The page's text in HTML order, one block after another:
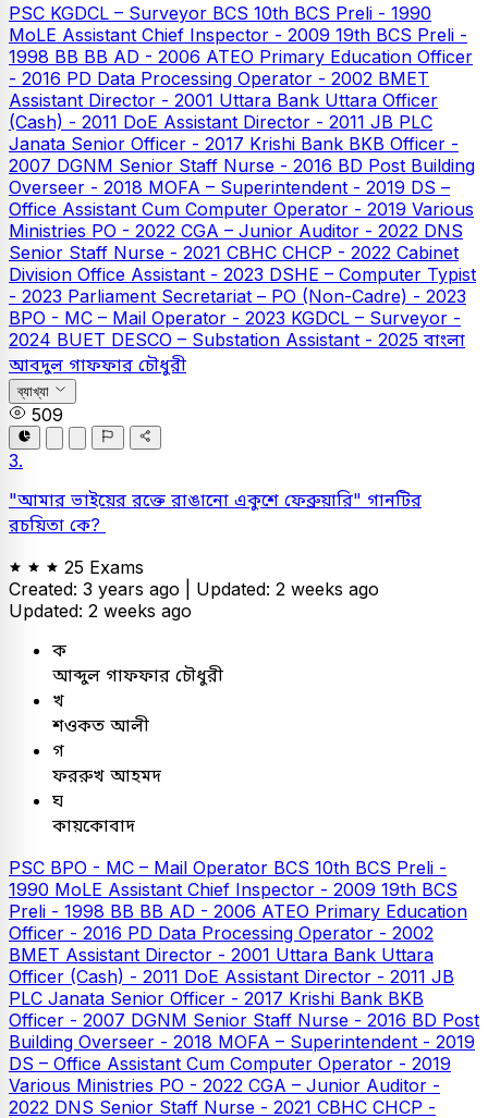
PSC KGDCL – Surveyor BCS 10th BCS Preli - 1990
MoLE Assistant Chief Inspector - 2009 19th BCS Preli -
1998 BB BB AD - 2006 ATEO Primary Education Officer
- 2016 PD Data Processing Operator - 2002 BMET
Assistant Director - 2001 Uttara Bank Uttara Officer
(Cash) - 2011 DoE Assistant Director - 2011 JB PLC
Janata Senior Officer - 2017 Krishi Bank BKB Officer -
2007 DGNM Senior Staff Nurse - 2016 BD Post Building
Overseer - 2018 MOFA – Superintendent - 2019 DS –
Office Assistant Cum Computer Operator - 2019 Various
Ministries PO - 2022 CGA – Junior Auditor - 2022 DNS
Senior Staff Nurse - 2021 CBHC CHCP - 2022 Cabinet
Division Office Assistant - 2023 DSHE – Computer Typist
- 2023 Parliament Secretariat – PO (Non-Cadre) - 2023
BPO - MC – Mail Operator - 2023 KGDCL – Surveyor -
2024 BUET DESCO – Substation Assistant - 2025 বাংলা
আবদুল গাফফার চৌধুরী
ব্যাখ্যা
509
3.
"আমার ভাইয়ের রক্তে রাঙানো একুশে ফেব্রুয়ারি" গানটির
রচয়িতা কে?
25 Exams
Created: 3 years ago | Updated: 2 weeks ago
Updated: 2 weeks ago
ক
আব্দুল গাফফার চৌধুরী
খ
শওকত আলী
গ
ফররুখ আহমদ
ঘ
কায়কোবাদ
PSC BPO - MC – Mail Operator BCS 10th BCS Preli -
1990 MoLE Assistant Chief Inspector - 2009 19th BCS
Preli - 1998 BB BB AD - 2006 ATEO Primary Education
Officer - 2016 PD Data Processing Operator - 2002
BMET Assistant Director - 2001 Uttara Bank Uttara
Officer (Cash) - 2011 DoE Assistant Director - 2011 JB
PLC Janata Senior Officer - 2017 Krishi Bank BKB
Officer - 2007 DGNM Senior Staff Nurse - 2016 BD Post
Building Overseer - 2018 MOFA – Superintendent - 2019
DS – Office Assistant Cum Computer Operator - 2019
Various Ministries PO - 2022 CGA – Junior Auditor -
2022 DNS Senior Staff Nurse - 2021 CBHC CHCP -